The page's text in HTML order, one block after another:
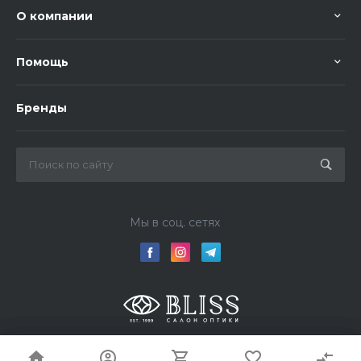
О компании
Помощь
Бренды
Мы в соц. сетях